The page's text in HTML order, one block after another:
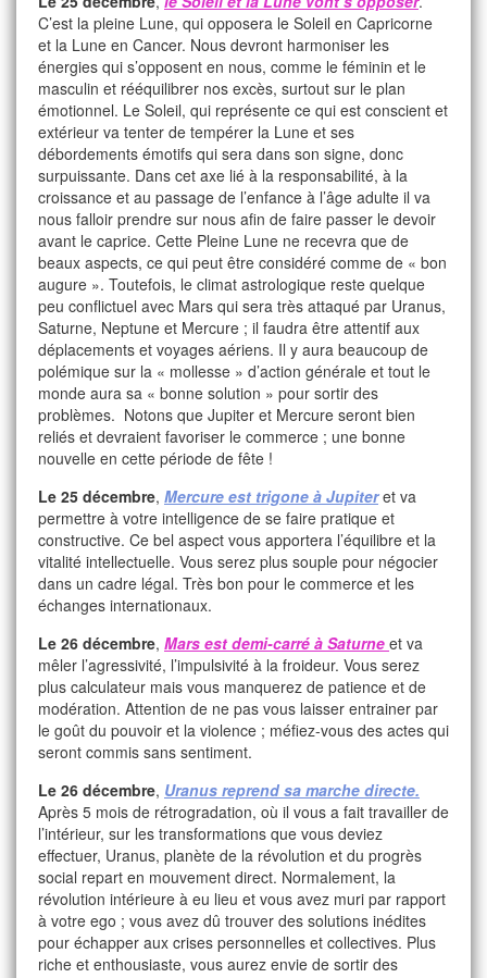
C’est la pleine Lune, qui opposera le Soleil en Capricorne
et la Lune en Cancer. Nous devront harmoniser les
énergies qui s’opposent en nous, comme le féminin et le
masculin et rééquilibrer nos excès, surtout sur le plan
émotionnel. Le Soleil, qui représente ce qui est conscient et
extérieur va tenter de tempérer la Lune et ses
débordements émotifs qui sera dans son signe, donc
surpuissante. Dans cet axe lié à la responsabilité, à la
croissance et au passage de l’enfance à l’âge adulte il va
nous falloir prendre sur nous afin de faire passer le devoir
avant le caprice. Cette Pleine Lune ne recevra que de
beaux aspects, ce qui peut être considéré comme de « bon
augure ». Toutefois, le climat astrologique reste quelque
peu conflictuel avec Mars qui sera très attaqué par Uranus,
Saturne, Neptune et Mercure ; il faudra être attentif aux
déplacements et voyages aériens. Il y aura beaucoup de
polémique sur la « mollesse » d’action générale et tout le
monde aura sa « bonne solution » pour sortir des
problèmes. Notons que Jupiter et Mercure seront bien
reliés et devraient favoriser le commerce ; une bonne
nouvelle en cette période de fête !
Le 25 décembre, Mercure est trigone à Jupiteret va
permettre à votre intelligence de se faire pratique et
constructive. Ce bel aspect vous apportera l’équilibre et la
vitalité intellectuelle. Vous serez plus souple pour négocier
dans un cadre légal. Très bon pour le commerce et les
échanges internationaux.
Le 26 décembre, Mars est demi-carré à Saturne et va
mêler l’agressivité, l’impulsivité à la froideur. Vous serez
plus calculateur mais vous manquerez de patience et de
modération. Attention de ne pas vous laisser entrainer par
le goût du pouvoir et la violence ; méfiez-vous des actes qui
seront commis sans sentiment.
Le 26 décembre, Uranus reprend sa marche directe.
Après 5 mois de rétrogradation, où il vous a fait travailler de
l’intérieur, sur les transformations que vous deviez
effectuer, Uranus, planète de la révolution et du progrès
social repart en mouvement direct. Normalement, la
révolution intérieure à eu lieu et vous avez muri par rapport
à votre ego ; vous avez dû trouver des solutions inédites
pour échapper aux crises personnelles et collectives. Plus
riche et enthousiaste, vous aurez envie de sortir des